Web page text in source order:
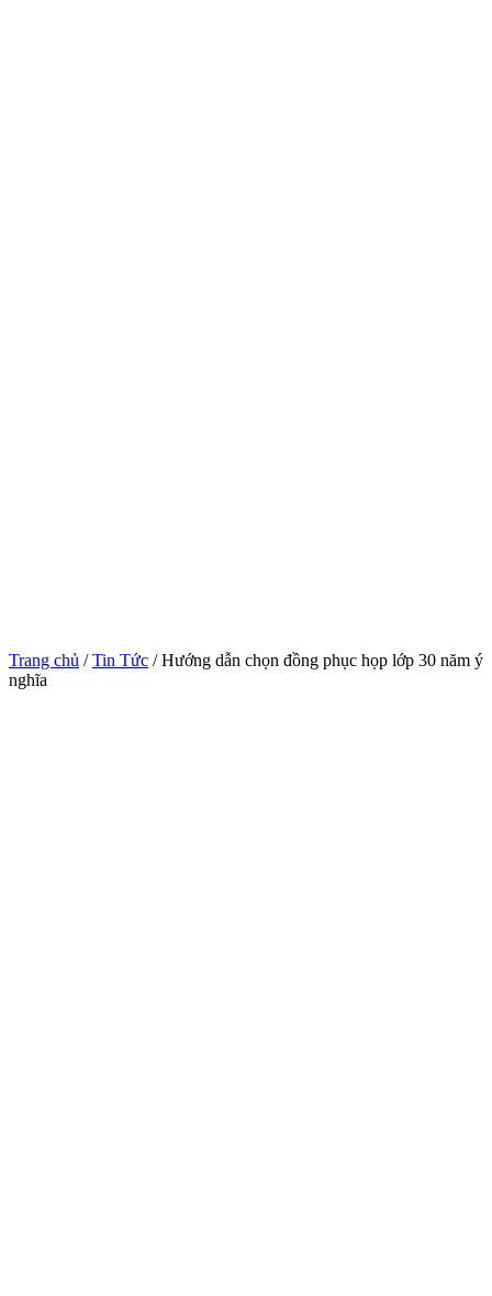
Trang chủ /Tin Tức / Hướng dẫn chọn đồng phục họp lớp 30 năm ý
nghĩa